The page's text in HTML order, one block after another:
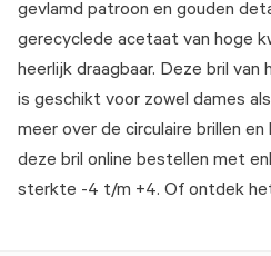
gevlamd patroon en gouden
gerecyclede acetaat van hoge
heerlijk draagbaar. Deze bril van
is geschikt voor zowel dames
meer over de circulaire brillen
deze bril online bestellen met
sterkte -4 t/m +4. Of ontdek